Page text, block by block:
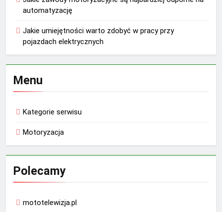
automatyzację
Jakie umiejętności warto zdobyć w pracy przy
pojazdach elektrycznych
Menu
Kategorie serwisu
Motoryzacja
Polecamy
mototelewizja.pl